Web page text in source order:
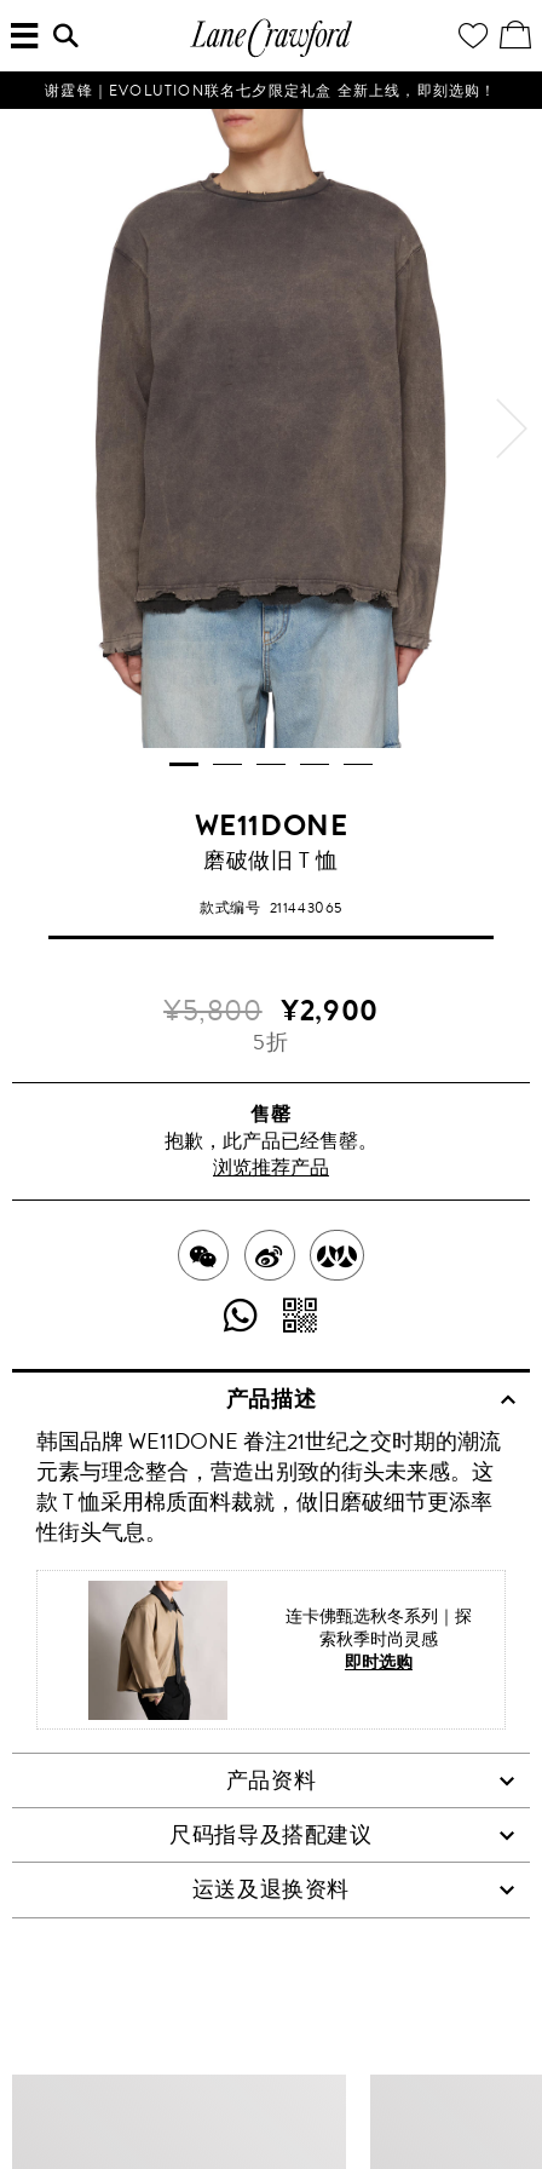
佛
探
的
的
愿
望
清
单
看
／
修
购
单
入
搜
索
信
息...
谢霆锋｜EVOLUTION联名七夕限定礼盒 全新上线，即刻选购！
WE11DONE
磨破做旧 T 恤
款式编号 211443065
¥5,800 ¥2,900
5折
售罄
抱歉，此产品已经售罄。
浏览推荐产品
分
享
WECHAT
分
享
WEIBO
分
分
享
至
WHATSAPP
享
维
码
产品描述
韩国品牌 WE11DONE 眷注21世纪之交时期的潮流
元素与理念整合，营造出别致的街头未来感。这
款 T 恤采用棉质面料裁就，做旧磨破细节更添率
性街头气息。
连卡佛甄选秋冬系列｜探
索秋季时尚灵感
即时选购
产品资料
尺码指导及搭配建议
运送及退换资料